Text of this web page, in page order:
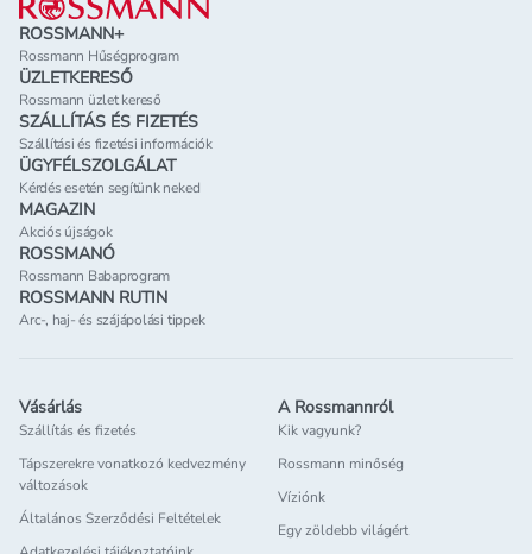
ROSSMANN+
Rossmann Hűségprogram
ÜZLETKERESŐ
Rossmann üzlet kereső
SZÁLLÍTÁS ÉS FIZETÉS
Szállítási és fizetési információk
ÜGYFÉLSZOLGÁLAT
Kérdés esetén segítünk neked
MAGAZIN
Akciós újságok
ROSSMANÓ
Rossmann Babaprogram
ROSSMANN RUTIN
Arc-, haj- és szájápolási tippek
Vásárlás
Szállítás és fizetés
Tápszerekre vonatkozó kedvezmény
változások
Általános Szerződési Feltételek
A Rossmannról
Kik vagyunk?
Rossmann minőség
Víziónk
Egy zöldebb világért